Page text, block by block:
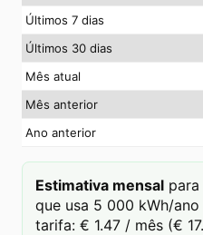
Últimos 7 dias
Últimos 30 dias
Mês atual
Mês anterior
Ano anterior
Estimativa mensal
que usa 5 000 kWh/
tarifa: € 1.47 / mês (€